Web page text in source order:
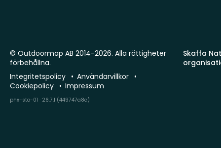
Skaffa
© Outdoormap AB 2014-2026. Alla rättigheter
förbehållna.
Integritetspolicy
Användarvillkor
Cookiepolicy
Impressum
phx-sto-01 · 26.7.1 (449747a8c)